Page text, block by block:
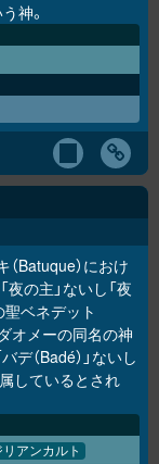
神。
Batuque）におけ
夜の主」ないし「夜
聖ベネデット
オメーの同名の神
（Badé）」ないし
属しているとされ
アンカルト